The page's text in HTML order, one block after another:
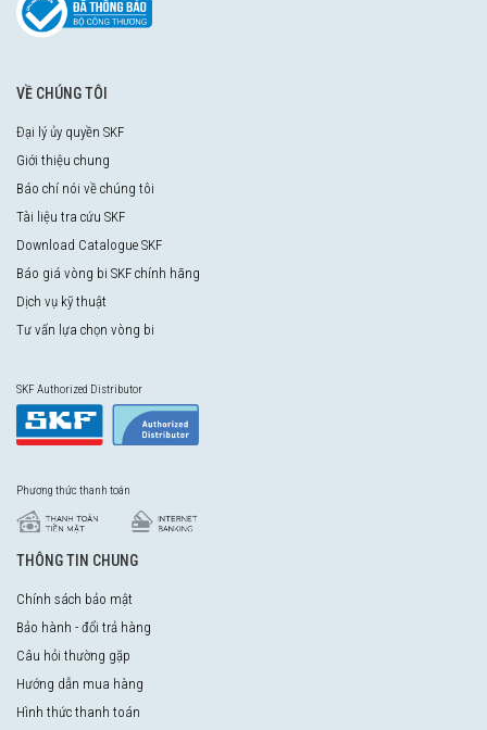
VỀ CHÚNG TÔI
Đại lý ủy quyền SKF
Giới thiệu chung
Báo chí nói về chúng tôi
Tài liệu tra cứu SKF
Download Catalogue SKF
Báo giá vòng bi SKF chính hãng
Dịch vụ kỹ thuật
Tư vấn lựa chọn vòng bi
SKF Authorized Distributor
Phương thức thanh toán
THÔNG TIN CHUNG
Chính sách bảo mật
Bảo hành - đổi trả hàng
Câu hỏi thường gặp
Hướng dẫn mua hàng
Hình thức thanh toán